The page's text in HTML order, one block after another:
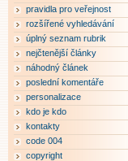
pravidla pro veřejnost
rozšířené vyhledávání
úplný seznam rubrik
nejčtenější články
náhodný článek
poslední komentáře
personalizace
kdo je kdo
kontakty
code 004
copyright